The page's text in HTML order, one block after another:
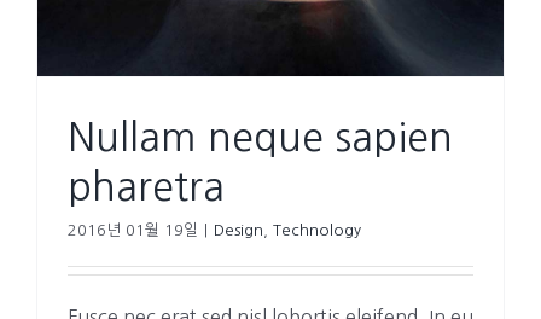
Nullam neque sapien
pharetra
2016년 01월 19일 Design Technology